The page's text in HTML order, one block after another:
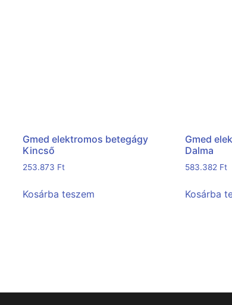
Gmed elektromos betegágy
Kincső
253.873 Ft
Kosárba teszem
Gmed
Dalma
583.382 Ft
Kosárba